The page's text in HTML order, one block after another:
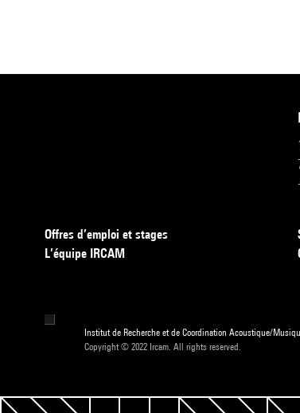
Offres d’emploi et stages
L’équipe IRCAM
Institut de Recherche et de Coordination Acoustique/
Copyright © 2022 Ircam. All rights reserved.